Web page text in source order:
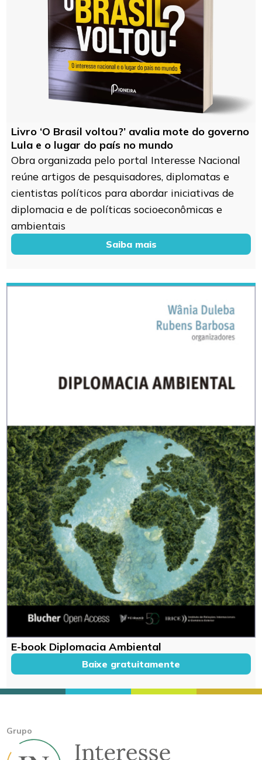
Livro ‘O Brasil voltou?’ avalia mote do governo
Lula e o lugar do país no mundo
Obra organizada pelo portal Interesse Nacional
reúne artigos de pesquisadores, diplomatas e
cientistas políticos para abordar iniciativas de
diplomacia e de políticas socioeconômicas e
ambientais
Saiba mais
E-book Diplomacia Ambiental
Baixe gratuitamente
Grupo